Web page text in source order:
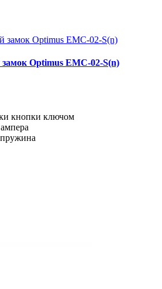
Optimus EMC-02-S(n)
кнопки ключом
пружина